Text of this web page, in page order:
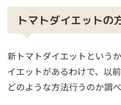
トマトダイエットの
新トマトダイエットという
イエットがあるわけで、以
どのような方法行うのか調